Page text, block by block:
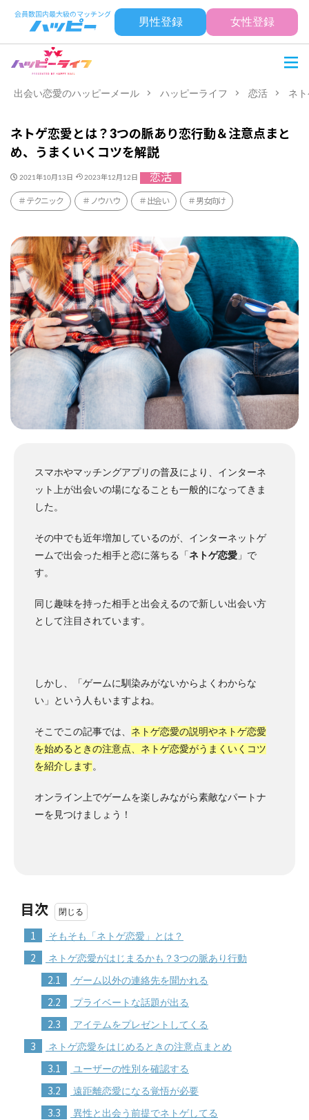
男性登録 女性登録
出会い恋愛のハッピーメール ハッピーライフ 恋活 ネ
ネトゲ恋愛とは？3つの脈あり恋行動＆注意点まと
め、うまくいくコツを解説
2021年10月13日 2023年12月12日 恋活
テクニック ノウハウ 出会い 男女向け
スマホやマッチングアプリの普及により、インターネ
ット上が出会いの場になることも一般的になってきま
した。
その中でも近年増加しているのが、インターネットゲ
ームで出会った相手と恋に落ちる
「ネトゲ恋愛 」で
す。
同じ趣味を持った相手と出会えるので新しい出会い方
として注目されています。
しかし、「ゲームに馴染みがないからよくわからな
い」という人もいますよね。
そこでこの記事では、 ネトゲ恋愛の説明やネトゲ恋愛
を始めるときの注意点、ネトゲ恋愛がうまくいくコツ
を紹介します。
オンライン上でゲームを楽しみながら素敵なパートナ
ーを見つけましょう！
目次
1 そもそも「ネトゲ恋愛」とは？
2 ネトゲ恋愛がはじまるかも？3つの脈あり行動
2.1 ゲーム以外の連絡先を聞かれる
2.2 プライベートな話題が出る
2.3 アイテムをプレゼントしてくる
3 ネトゲ恋愛をはじめるときの注意点まとめ
3.1 ユーザーの性別を確認する
3.2 遠距離恋愛になる覚悟が必要
3.3 異性と出会う前提でネトゲしてる